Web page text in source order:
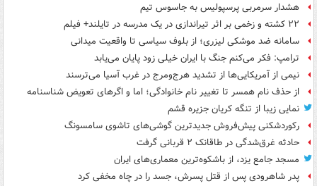
هشدار سرمربی پرسپولیس به جاسوس تیم
۲۲ کشته و زخمی بر اثر تیراندازی در یک مدرسه در تایلند+ فیلم
سامانه ضد موشکی لیزری؛ از بلوف سیاسی تا واقعیت میدانی
ترامپ: فکر می‌کنم جنگ با ایران خیلی زود پایان می‌یابد
نیمی از آمریکایی‌ها از تشدید هرج‌ومرج در غرب آسیا می‌ترسند
از حذف نام همسر تا تغییر نام خانوادگی؛ اما و اگرهای تعویض شناسنامه
نمایی زیبا از تنگه کریان جزیره قشم
رکوردشکنی پیش‌فروش جدیدترین گوشی‌های تاشوی سامسونگ
حادثه غرق‌شدگی در طاقانک ۲ قربانی گرفت
مسجد جامع یزد، از باشکوه‌ترین معماری‌های ایران
پدر شاهرودی پس از قتل پسرش، جسد را در چاه مخفی کرد